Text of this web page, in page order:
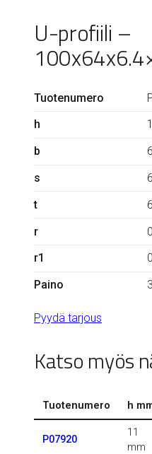
U-profiili –
Tuotenumero
h
b
s
t
r
r1
Paino
Pyydä tarjous
Katso myös
Tuotenumero h
P07920
11
mm